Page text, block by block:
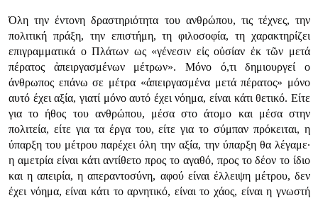
Όλη την έντονη δραστηριότητα του ανθρώπου, τις τέχνες, την
πολιτική πράξη, την επιστήμη, τη φιλοσοφία, τη χαρακτηρίζει
επιγραμματικά ο Πλάτων ως «γένεσιν εἰς οὐσίαν ἐκ τῶν μετά
πέρατος ἀπειργασμένων μέτρων». Μόνο ό,τι δημιουργεί ο
άνθρωπος επάνω σε μέτρα «ἀπειργασμένα μετά πέρατος» μόνο
αυτό έχει αξία, γιατί μόνο αυτό έχει νόημα, είναι κάτι θετικό. Είτε
για το ήθος του ανθρώπου, μέσα στο άτομο και μέσα στην
πολιτεία, είτε για τα έργα του, είτε για το σύμπαν πρόκειται, η
ύπαρξη του μέτρου παρέχει όλη την αξία, την ύπαρξη θα λέγαμε·
η αμετρία είναι κάτι αντίθετο προς το αγαθό, προς το δέον το ίδιο
και η απειρία, η απεραντοσύνη, αφού είναι έλλειψη μέτρου, δεν
έχει νόημα, είναι κάτι το αρνητικό, είναι το χάος, είναι η γνωστή